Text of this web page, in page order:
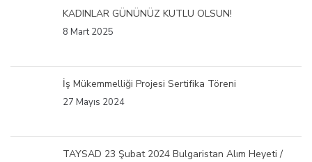
KADINLAR GÜNÜNÜZ KUTLU OLSUN!
8 Mart 2025
İş Mükemmelliği Projesi Sertifika Töreni
27 Mayıs 2024
TAYSAD 23 Şubat 2024 Bulgaristan Alım Heyeti /